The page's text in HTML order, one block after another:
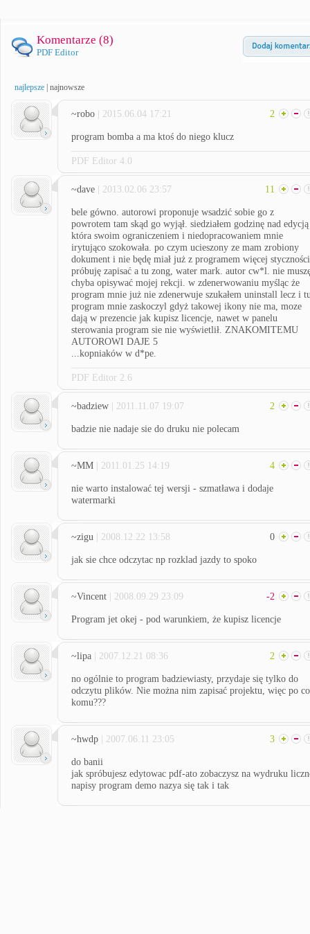
Komentarze (8)
PDF Editor
najlepsze najnowsze
~robo | 2015.06.04 17:21 2
program bomba a ma ktoś do niego klucz
PDF Editor 4.0
~dave | 2013.02.06 23:57 11
bele gówno. autorowi proponuje wsadzić sobie go z
powrotem tam skąd go wyjął. siedziałem godzinę nad edycją
która swoim ograniczeniem i niedopracowaniem mnie
irytująco szokowała. po czym ucieszony ze mam zrobiony
dokument i nie będę miał już z programem więcej styczności
próbuję zapisać a tu zong, water mark. autor cw*l. nie
chyba opisywać mojej rekcji. w zdenerwowaniu myśląc że
program mnie już nie zdenerwuje szukałem uninstall lecz i
program mnie zaskoczyl gdyż takowej ikony nie ma, moze
dają w prezencie jak kupisz licencje, nawet w panelu
sterowania program sie nie wyświetlił. ZNAKOMITEMU
AUTOROWI DAJE 5
...kopniaków w d*pe.
PDF Editor 2.6
~badziew | 2011.11.07 19:07 2
badzie nie nadaje sie do druku nie polecam
~MM | 2011.01.25 14:19 4
nie warto instalować tej wersji - szmatława i dodaje
watermarki
~zigu | 2008.12.22 13:58 0
jak sie chce odczytac np rozklad jazdy to spoko
~Vincent | 2008.09.29 23:09 -2
Program jet okej - pod warunkiem, że kupisz licencje
~lipa | 2007.12.21 08:36 2
no ogólnie to program badziewiasty, przydaje się tylko do
odczytu plików. Nie można nim zapisać projektu, więc po co
komu???
~hwdp | 2007.06.11 23:05 3
do banii
jak spróbujesz edytowac pdf-ato zobaczysz na wydruku
napisy program demo nazya się tak i tak